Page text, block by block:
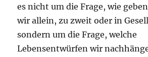
es nicht um die Frage, wie
wir allein, zu zweit oder in
sondern um die Frage, welche
Lebensentwürfen wir